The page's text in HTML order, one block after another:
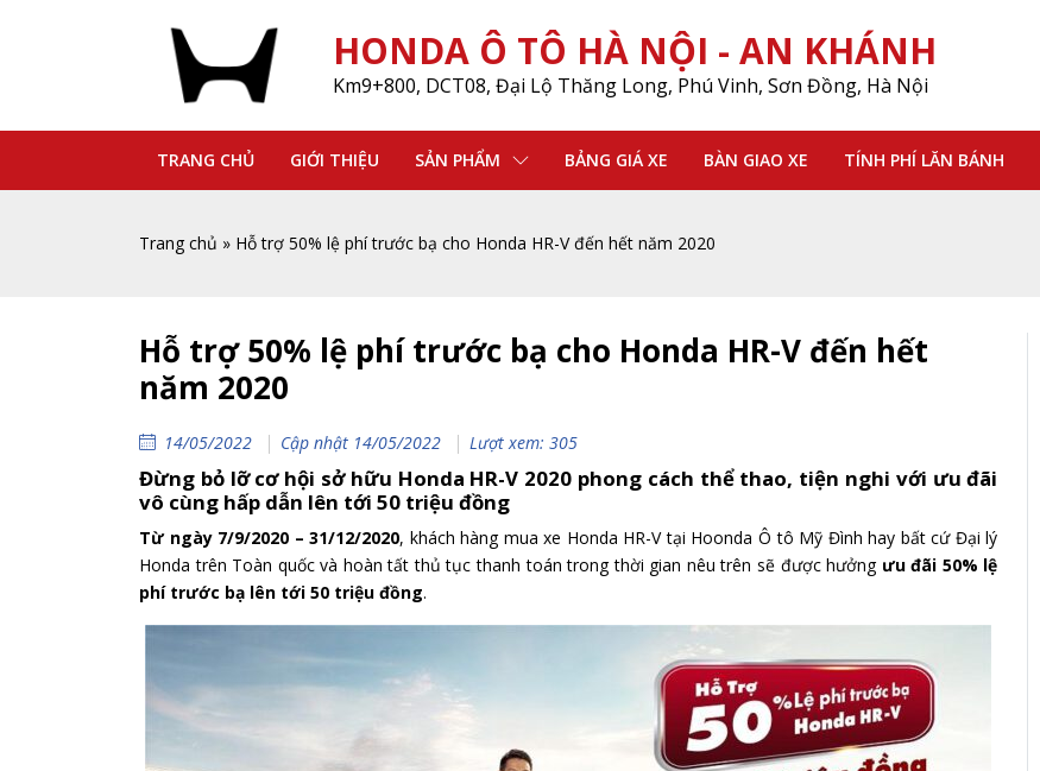
HONDA Ô TÔ HÀ NỘI - AN KHÁNH
Km9+800, DCT08, Đại Lộ Thăng Long, Phú Vinh, Sơn Đồng, Hà Nội
TRANG CHỦ GIỚI THIỆU SẢN PHẨM BẢNG GIÁ XE BÀN GIAO XE TÍNH PHÍ LĂN BÁNH
Trang chủ » Hỗ trợ 50% lệ phí trước bạ cho Honda HR-V đến hết năm 2020
Hỗ trợ 50% lệ phí trước bạ cho Honda HR-V đến hết
năm 2020
14/05/2022 Cập nhật 14/05/2022 Lượt xem: 305
Đừng bỏ lỡ cơ hội sở hữu Honda HR-V 2020 phong cách thể thao, tiện nghi với ưu đãi
vô cùng hấp dẫn lên tới 50 triệu đồng
Từ ngày 7/9/2020 – 31/12/2020, khách hàng mua xe Honda HR-V tại Hoonda Ô tô Mỹ Đình hay bất cứ Đại lý
Honda trên Toàn quốc và hoàn tất thủ tục thanh toán trong thời gian nêu trên sẽ được hưởng ưu đãi 50% lệ
phí trước bạ lên tới 50 triệu đồng.